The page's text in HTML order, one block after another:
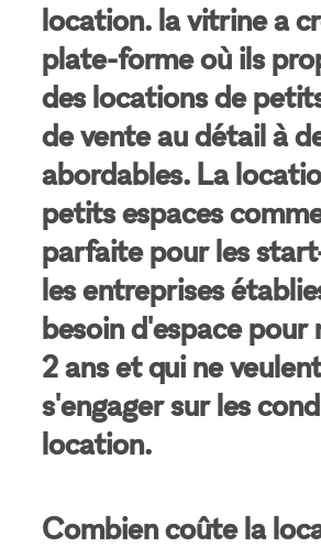
location. la vitrine a
plate-forme où ils
des locations de
de vente au détail à
abordables. La
petits espaces
parfaite pour les
les entreprises
besoin d'espace pour
2 ans et qui ne
s'engager sur les
location.
Combien coûte la